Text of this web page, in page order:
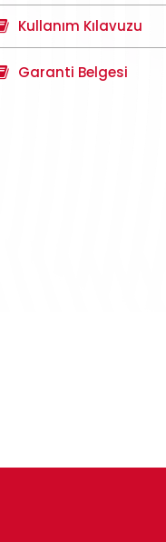
Kullanım Kılavuzu
Garanti Belgesi